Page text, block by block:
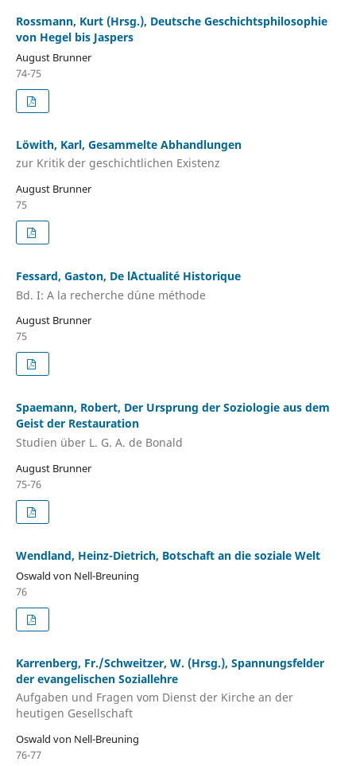
Rossmann, Kurt (Hrsg.), Deutsche Geschichtsphilosophie
von Hegel bis Jaspers
August Brunner
74-75
Löwith, Karl, Gesammelte Abhandlungen
zur Kritik der geschichtlichen Existenz
August Brunner
75
Fessard, Gaston, De l´Actualité Historique
Bd. I: A la recherche d´une méthode
August Brunner
75
Spaemann, Robert, Der Ursprung der Soziologie aus dem
Geist der Restauration
Studien über L. G. A. de Bonald
August Brunner
75-76
Wendland, Heinz-Dietrich, Botschaft an die soziale Welt
Oswald von Nell-Breuning
76
Karrenberg, Fr./Schweitzer, W. (Hrsg.), Spannungsfelder
der evangelischen Soziallehre
Aufgaben und Fragen vom Dienst der Kirche an der
heutigen Gesellschaft
Oswald von Nell-Breuning
76-77